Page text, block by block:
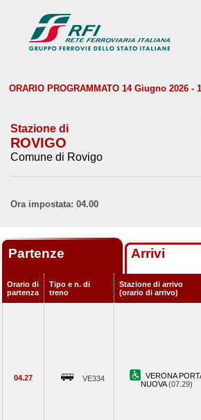
ORARIO PROGRAMMATO 14 Giugno 2026 -
Stazione di
ROVIGO
Comune di Rovigo
Ora impostata: 04.00
Partenze Arrivi
Orario di
partenza
Tipo e n. di
treno
Stazione di arrivo
(orario di arrivo)
04.27 VE334
VERONA
NUOVA(07.29)